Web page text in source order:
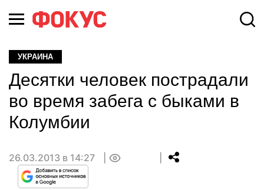
УКРАИНА
Десятки человек пострадали
во время забега с быками в
Колумбии
26.03.2013 в 14:27